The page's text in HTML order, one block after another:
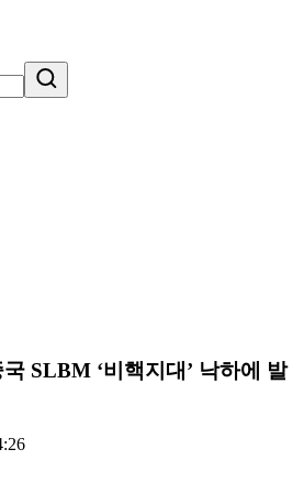
SLBM ‘비핵지대’ 낙하에 발